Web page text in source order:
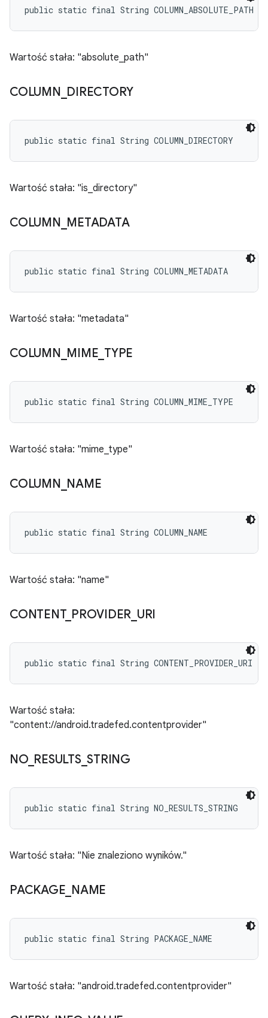
public static final String COLUMN_ABSOLUTE_PATH
Wartość stała: "absolute_path"
COLUMN DIRECTORY
public static final String COLUMN_DIRECTORY
Wartość stała: "is_directory"
COLUMN METADATA
public static final String COLUMN_METADATA
Wartość stała: "metadata"
COLUMN MIME TYPE
public static final String COLUMN_MIME_TYPE
Wartość stała: "mime_type"
COLUMN NAME
public static final String COLUMN_NAME
Wartość stała: "name"
CONTENT_ PROVIDER URI
public static final String CONTENT_PROVIDER_URI
Wartość stała:
"content://android.tradefed.contentprovider"
NO_ RESULTS_STRING
public static final String NO_RESULTS_STRING
Wartość stała: "Nie znaleziono wyników."
PACKAGE NAME
public static final String PACKAGE_NAME
Wartość stała: "android.tradefed.contentprovider"